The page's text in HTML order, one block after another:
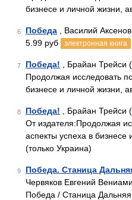
бизнесе и личной жизни,
6 Победа , Василий
5.99 руб
электронная книга
7 Победа! , Брайан Трейси
Продолжая исследовать
бизнесе и личной жизни,
8 Победа! , Брайан Трейси
От издателя:Продолжая
аспекты успеха в
(только Украина)
9 Победа. Станица
Червяков Евгений
Победа / Станица